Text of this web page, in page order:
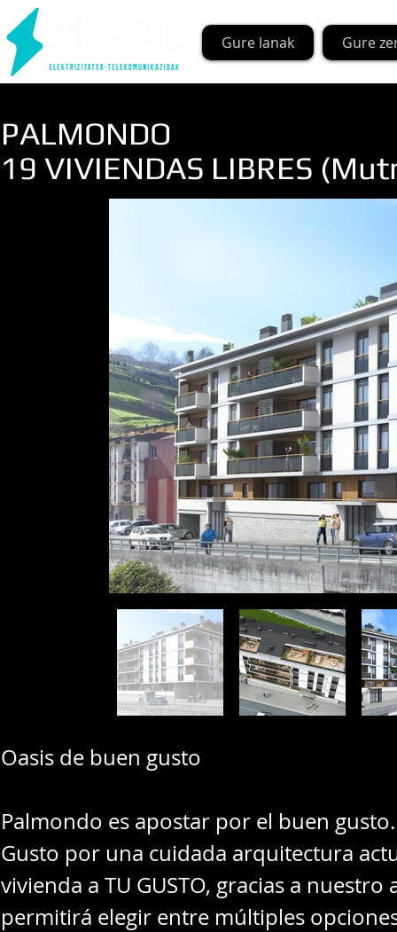
Gure lanak Gure
PALMONDO
19 VIVIENDAS LIBRES
Oasis de buen gusto
Palmondo es apostar por el buen
Gusto por una cuidada arquitectura
vivienda a TU GUSTO, gracias a
permitirá elegir entre múltiples